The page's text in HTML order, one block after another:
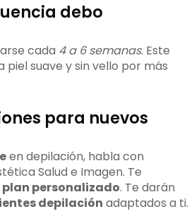
debo
cada 4 a 6 semanas. Este
suave y sin vello por más
para nuevos
en depilación, habla con
Salud e Imagen. Te
plan personalizado. Te darán
depilación adaptados a ti.